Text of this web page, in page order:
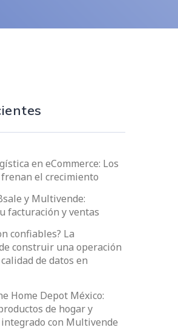
en eCommerce: Los
el crecimiento
y Multivende:
facturación y ventas
confiables? La
construir una operación
de datos en
Home Depot México:
de hogar y
con Multivende